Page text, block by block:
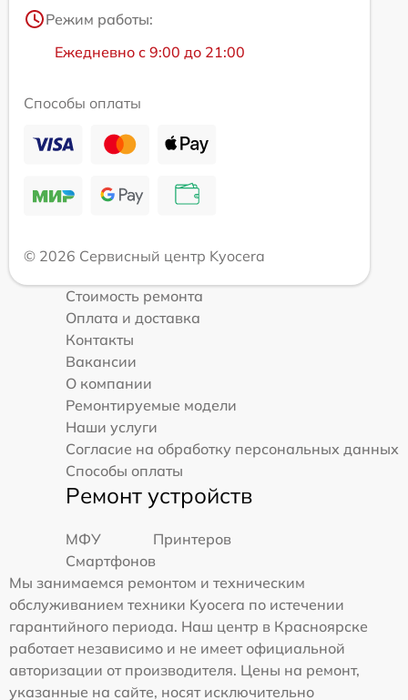
Режим работы:
Ежедневно с 9:00 до 21:00
Способы оплаты
© 2026 Сервисный центр Kyocera
Стоимость ремонта
Оплата и доставка
Контакты
Вакансии
О компании
Ремонтируемые модели
Наши услуги
Согласие на обработку персональных данных
Способы оплаты
Ремонт устройств
МФУ
Принтеров
Смартфонов
Мы занимаемся ремонтом и техническим
обслуживанием техники Kyocera по истечении
гарантийного периода. Наш центр в Красноярске
работает независимо и не имеет официальной
авторизации от производителя. Цены на ремонт,
указанные на сайте, носят исключительно